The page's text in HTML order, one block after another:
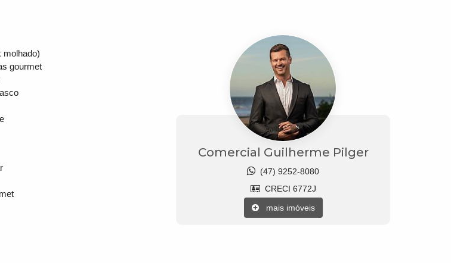
molhado)
gourmet
Comercial Guilherme Pilger
(47) 9252-8080
CRECI 6772J
mais imóveis